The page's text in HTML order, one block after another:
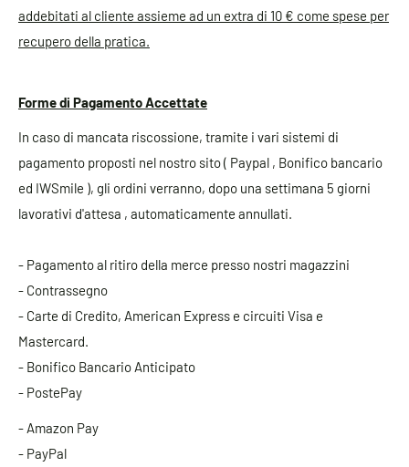
addebitati al cliente assieme ad un extra di 10 € come spese per
recupero della pratica.
Forme di Pagamento Accettate
In caso di mancata riscossione, tramite i vari sistemi di
pagamento proposti nel nostro sito ( Paypal , Bonifico bancario
ed IWSmile ), gli ordini verranno, dopo una settimana 5 giorni
lavorativi d'attesa , automaticamente annullati.
- Pagamento al ritiro della merce presso nostri magazzini
- Contrassegno
- Carte di Credito, American Express e circuiti Visa e
Mastercard.
- Bonifico Bancario Anticipato
- PostePay
- Amazon Pay
- PayPal